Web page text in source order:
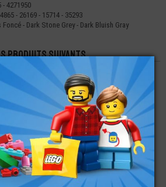
- 4271950
- 26169 - 15714 - 35293
Foncé - Dark Stone Grey - Dark Bluish Gray
produits suivants
LEGO® BRIQUE 1X1
CLOISON D’ANGLE
0,10€
LEGO® CLOISON -
PANNEAU 1X2X3
0,22
LEGO® CADRE DE
LEGO® CLOISON -